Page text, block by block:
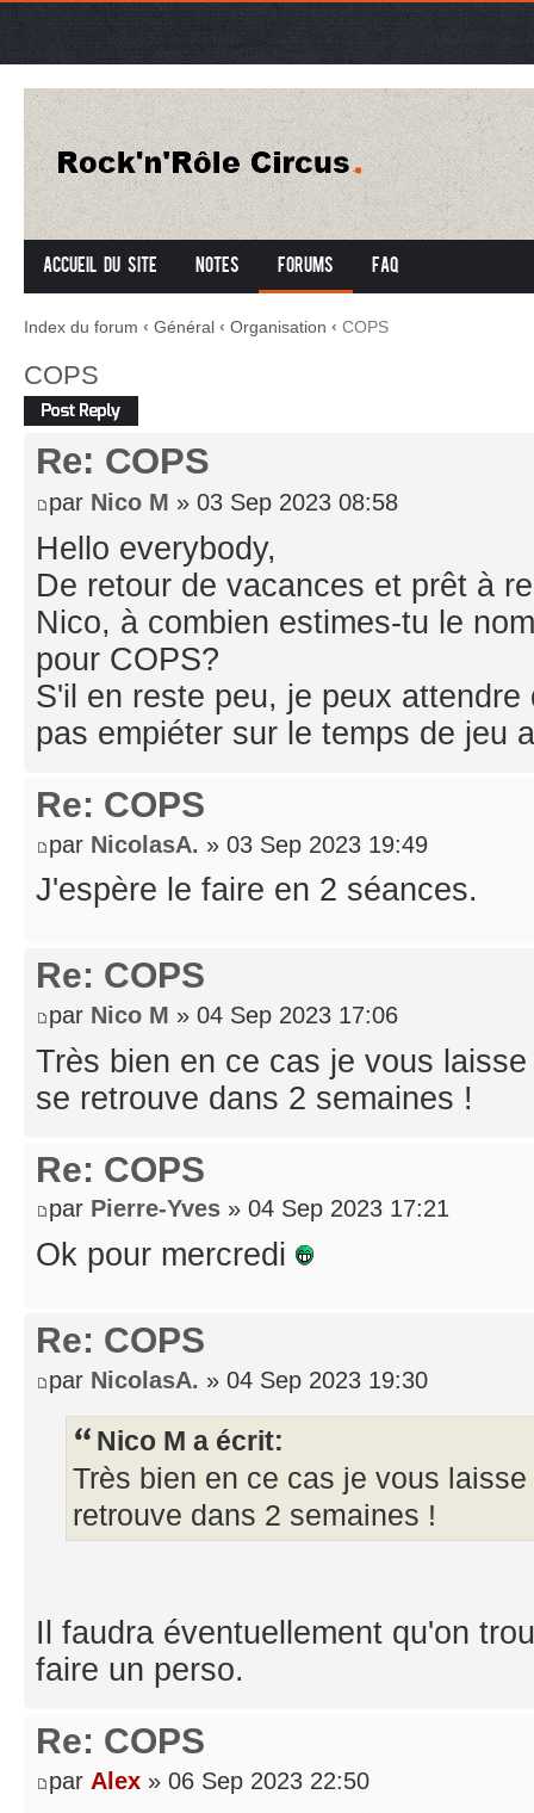
Accueil du site Notes Forums FAQ
Index du forum ‹ Général ‹ Organisation ‹ COPS
COPS
Répondre
Re: COPS
par Nico M » 03 Sep 2023 08:58
Hello everybody,
De retour de vacances et prêt à
Nico, à combien estimes-tu le
pour COPS?
S'il en reste peu, je peux
pas empiéter sur le temps de jeu
Re: COPS
par NicolasA. » 03 Sep 2023 19:49
J'espère le faire en 2 séances.
Re: COPS
par Nico M » 04 Sep 2023 17:06
Très bien en ce cas je vous
se retrouve dans 2 semaines !
Re: COPS
par Pierre-Yves » 04 Sep 2023 17:21
Ok pour mercredi
Re: COPS
par NicolasA. » 04 Sep 2023 19:30
Nico M a écrit:
Très bien en ce cas je vous
retrouve dans 2 semaines !
Il faudra éventuellement qu'on
faire un perso.
Re: COPS
par Alex » 06 Sep 2023 22:50